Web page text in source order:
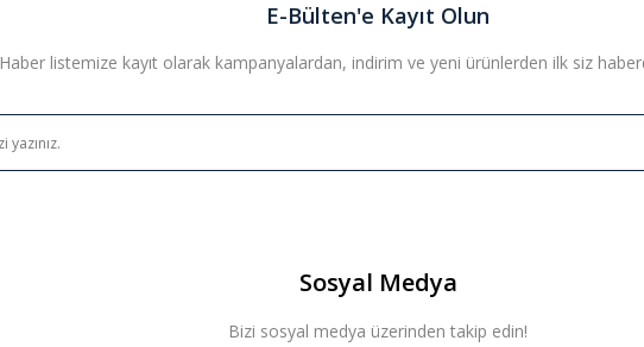
E-Bülten'e Kayıt Olun
Haber listemize kayıt olarak kampanyalardan, indirim ve yeni ürünlerden ilk siz
Sosyal Medya
Bizi sosyal medya üzerinden takip edin!